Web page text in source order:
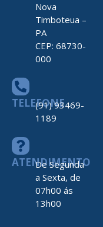
Nova
Timboteua –
PA
CEP: 68730-
000
TELEFONE
(91) 93469-
1189
ATENDIMENTO
De Segunda
a Sexta, de
07h00 ás
13h00